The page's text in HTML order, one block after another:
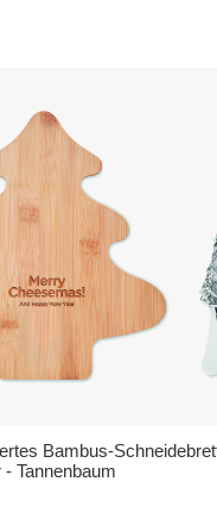
Bambus-
Tannenbaum